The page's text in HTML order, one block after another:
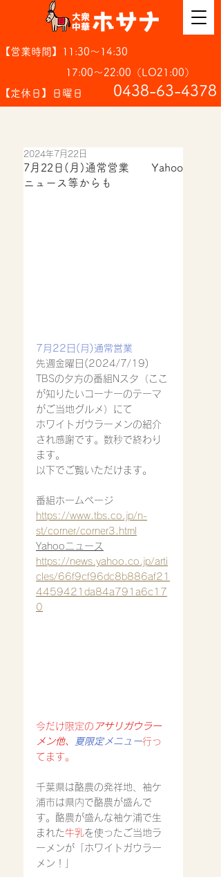
【営業時間】11:30～14:30
17:00～22:00（LO21:00）
【定休日】日曜日
​0438-63-4378
7月22日(月)通常営業 Yahoo
ニュース等からも
2024年7月22日
7月22日(月)通常営業
先週金曜日(2024/7/19)
TBSの夕方の番組Nスタ（ここ
が知りたいコーナーのテーマ
がご当地グルメ）にて
ホワイトガウラーメンの紹介
され感謝です。数秒で終わり
ます。
以下でご覧いただけます。
番組ホームページ
https://www.tbs.co.jp/n-
st/corner/corner3.html
Yahooニュース
https://news.yahoo.co.jp/arti
cles/66f9cf96dc8b886af21
4459421da84a791a6c17
0
今だけ限定の アサリガウラー
メン他、
夏限定メニュー行っ
てます。
千葉県は酪農の発祥地、袖ケ
浦市は県内で酪農が盛んで
す。酪農が盛んな袖ケ浦で生
まれた牛乳を使ったご当地ラ
ーメンが「ホワイトガウラー
メン！」